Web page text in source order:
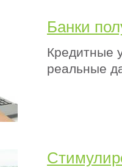
Банки
Кредитные
реальные